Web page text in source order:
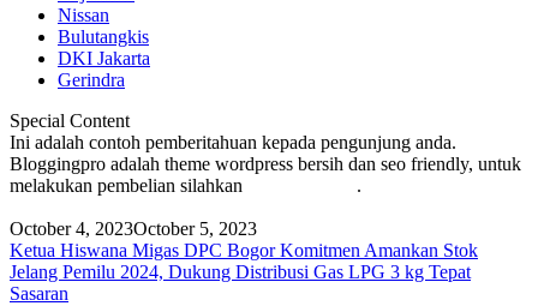
Nissan
Bulutangkis
DKI Jakarta
Gerindra
Special Content
Ini adalah contoh pemberitahuan kepada pengunjung anda.
Bloggingpro adalah theme wordpress bersih dan seo friendly, untuk
melakukan pembelian silahkan
.
October 4, 2023October 5, 2023
Ketua Hiswana Migas DPC Bogor Komitmen Amankan Stok
Jelang Pemilu 2024, Dukung Distribusi Gas LPG 3 kg Tepat
Sasaran